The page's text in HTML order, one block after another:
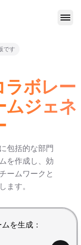
です
ラボレー
ムジェネ
包括的な部門
を作成し、効
ームワークと
ます。